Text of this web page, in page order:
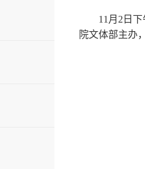
11月2日
院文体部主办